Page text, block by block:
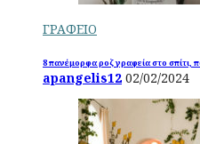
ΓΡΑΦΕΙΟ
8 πανέμορφα ροζ γραφεία στο σπίτι,
apangelis12 02/02/2024